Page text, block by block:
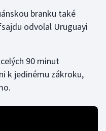
branku také
odvolal Uruguayi
90 minut
k jedinému zákroku,